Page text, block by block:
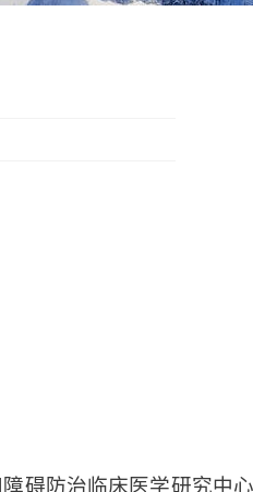
碍防治临床医学研究中